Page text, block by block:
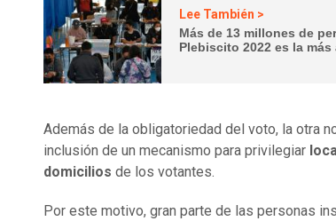
Lee También >
Más de 13 millones de
Plebiscito 2022 es la
Además de la obligatoriedad del voto, la otra
inclusión de un mecanismo para privilegiar
domicilios de los votantes.
Por este motivo, gran parte de las personas